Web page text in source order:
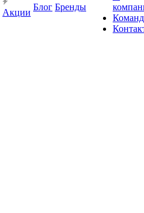
Акции
Блог Бренды